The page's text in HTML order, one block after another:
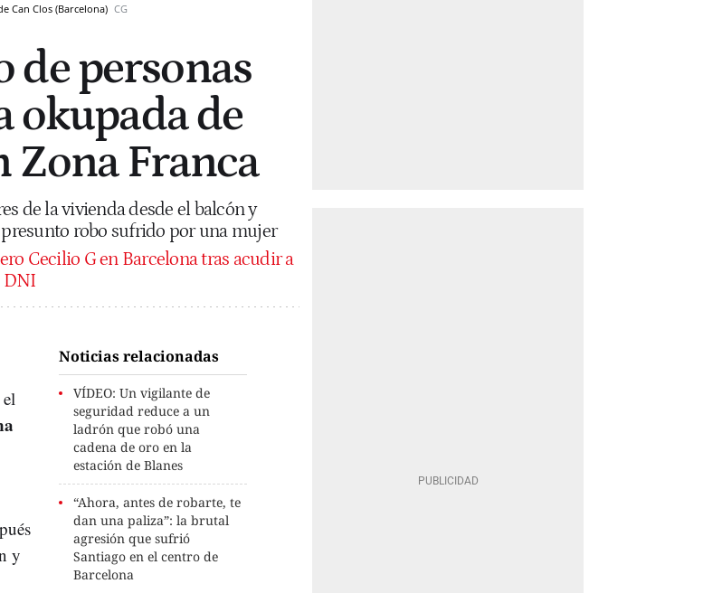
Can Clos (Barcelona) CG
de personas
okupada de
Zona Franca
de la vivienda desde el balcón y
robo sufrido por una mujer
Cecilio G en Barcelona tras acudir a
DNI
Noticias relacionadas
VÍDEO: Un vigilante de
seguridad reduce a un
ladrón que robó una
cadena de oro en la
estación de Blanes
“Ahora, antes de robarte, te
dan una paliza”: la brutal
agresión que sufrió
Santiago en el centro de
Barcelona
y